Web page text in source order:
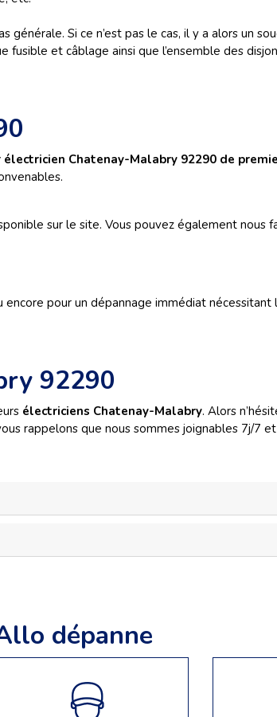
générale. Si ce n’est pas le cas, il y a alors un
et câblage ainsi que l’ensemble des
électricien Chatenay-Malabry 92290 de
sur le site. Vous pouvez également nous
pour un dépannage immédiat nécessitant
92290
électriciens Chatenay-Malabry. Alors
rappelons que nous sommes joignables 7j/7
dépanne